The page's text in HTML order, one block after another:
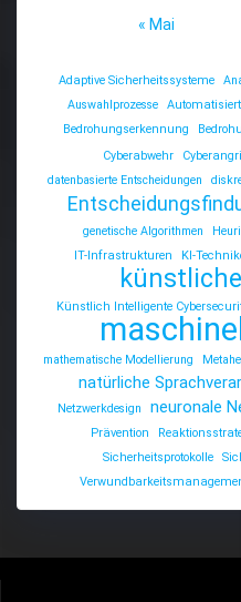
« Mai
Adaptive Sicherheitssysteme
Auswahlprozesse
Bedrohungserkennung
Cyberabwehr
datenbasierte Entscheidungen
genetische Algorithmen
IT-Infrastrukturen
KI-
Künstlich Intelligente
mathematische Modellierung
natürliche
Netzwerkdesign
neuronale
Prävention
Sicherheitsprotokolle